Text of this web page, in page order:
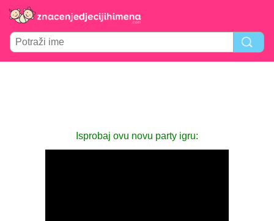
Isprobaj ovu novu party igru: